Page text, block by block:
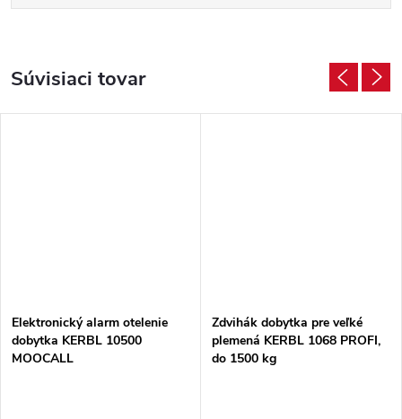
Súvisiaci tovar
Elektronický alarm otelenie
dobytka KERBL 10500
MOOCALL
Zdvihák dobytka pre veľké
plemená KERBL 1068 PROFI,
do 1500 kg